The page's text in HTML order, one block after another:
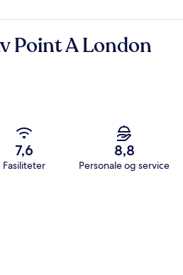
Point A London
7,6
Fasiliteter
8,8
Personale og service